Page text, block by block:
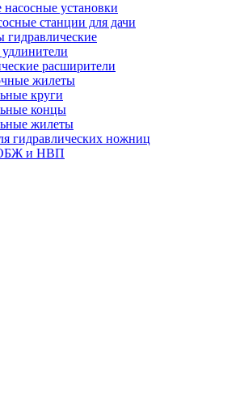
насосные установки
станции для дачи
расширители
жилеты
круги
концы
жилеты
гидравлических ножниц
ОБЖ и НВП